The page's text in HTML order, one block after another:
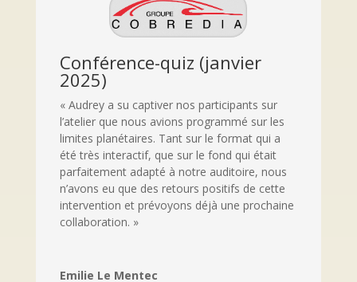
Conférence-quiz (janvier
2025)
« Audrey a su captiver nos participants sur
l’atelier que nous avions programmé sur les
limites planétaires. Tant sur le format qui a
été très interactif, que sur le fond qui était
parfaitement adapté à notre auditoire, nous
n’avons eu que des retours positifs de cette
intervention et prévoyons déjà une prochaine
collaboration. »
Emilie Le Mentec